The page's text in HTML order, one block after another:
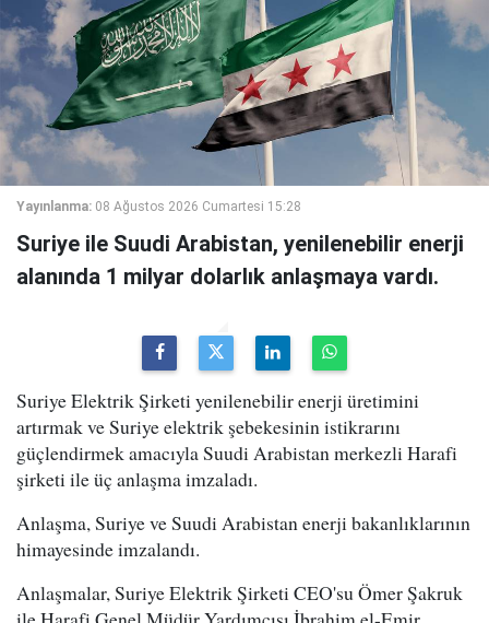
Yayınlanma: 08 Ağustos 2026 Cumartesi 15:28
Suriye ile Suudi Arabistan, yenilenebilir enerji
alanında 1 milyar dolarlık anlaşmaya vardı.
Suriye Elektrik Şirketi yenilenebilir enerji üretimini
artırmak ve Suriye elektrik şebekesinin istikrarını
güçlendirmek amacıyla Suudi Arabistan merkezli Harafi
şirketi ile üç anlaşma imzaladı.
Anlaşma, Suriye ve Suudi Arabistan enerji bakanlıklarının
himayesinde imzalandı.
Anlaşmalar, Suriye Elektrik Şirketi CEO'su Ömer Şakruk